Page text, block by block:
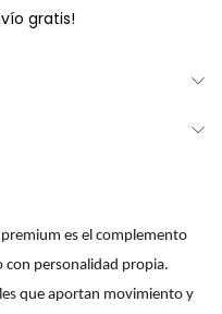
gratis!
es el complemento
con personalidad propia.
que aportan movimiento y